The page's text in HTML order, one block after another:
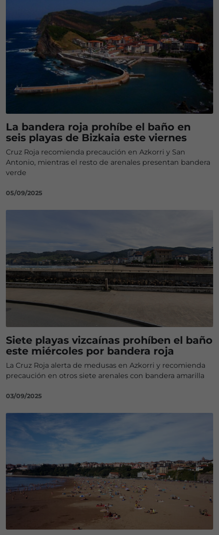
La bandera roja prohíbe el baño en
seis playas de Bizkaia este viernes
Cruz Roja recomienda precaución en Azkorri y San
Antonio, mientras el resto de arenales presentan bandera
verde
05/09/2025
Siete playas vizcaínas prohíben el baño
este miércoles por bandera roja
La Cruz Roja alerta de medusas en Azkorri y recomienda
precaución en otros siete arenales con bandera amarilla
03/09/2025